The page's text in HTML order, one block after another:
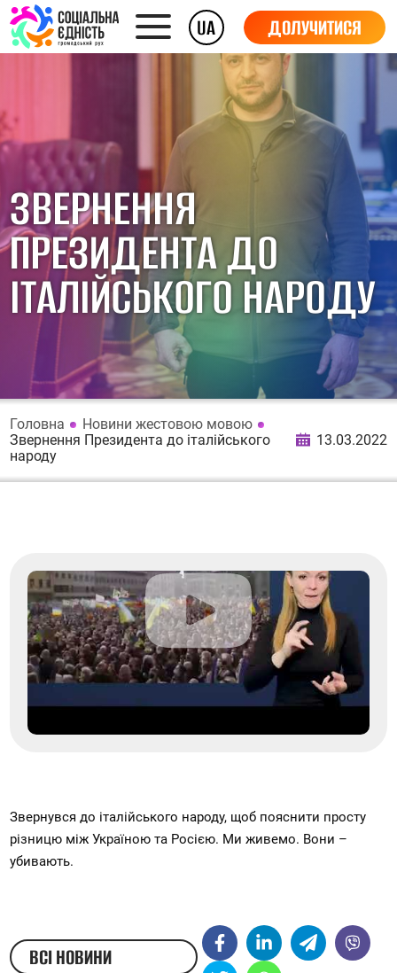
UA ДОЛУЧИТИСЯ
ЗВЕРНЕННЯ
ПРЕЗИДЕНТА ДО
ІТАЛІЙСЬКОГО НАРОДУ
Головна
Новини жестовою мовою
Звернення Президента до італійського
народу
13.03.2022
Звернувся до італійського народу, щоб пояснити просту
різницю між Україною та Росією. Ми живемо. Вони –
убивають.
ВСІ НОВИНИ